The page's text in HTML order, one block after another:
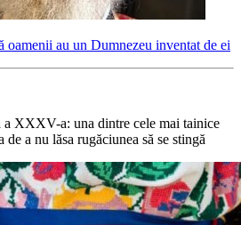
oamenii au un Dumnezeu inventat de ei
a XXXV-a: una dintre cele mai tainice
de a nu lăsa rugăciunea să se stingă